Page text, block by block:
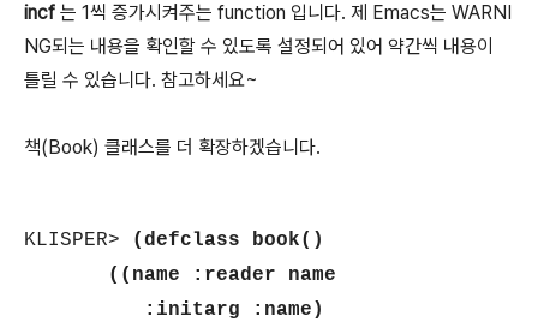
incf 는 1씩 증가시켜주는 function 입니다. 제 Emacs는 WARNI
NG되는 내용을 확인할 수 있도록 설정되어 있어 약간씩 내용이
틀릴 수 있습니다. 참고하세요~
책(Book) 클래스를 더 확장하겠습니다.
KLISPER>
(defclass book()
((name :reader name
:initarg :name)